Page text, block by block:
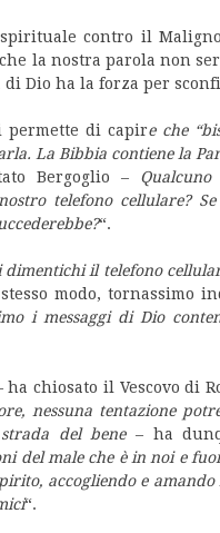
contro il
la nostra parola non
Dio ha la forza per
permette di capire che
La Bibbia contiene la
Bergoglio –
telefono cellulare?
“.
il telefono
modo, tornassimo
i messaggi di Dio
ha chiosato il Vescovo di
nessuna tentazione
del bene– ha
del male che è in noi e
accogliendo e
“.